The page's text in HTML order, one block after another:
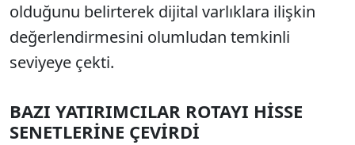
olduğunu belirterek dijital varlıklara ilişkin
değerlendirmesini olumludan temkinli
seviyeye çekti.
BAZI YATIRIMCILAR ROTAYI HİSSE
SENETLERİNE ÇEVİRDİ